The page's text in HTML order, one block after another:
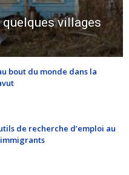
villages
bout du monde dans la
de recherche d’emploi au